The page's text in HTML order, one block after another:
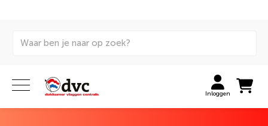
Inloggen
Alles over de Belgische vlag